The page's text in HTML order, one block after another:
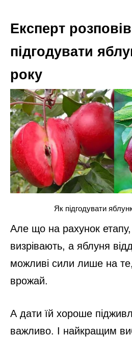
Експерт
підгодувати
року
Як підгодувати
Але що на рахунок
визрівають, а яблуня
можливі сили лише на
врожай.
А дати їй хороше
важливо. І найкращим